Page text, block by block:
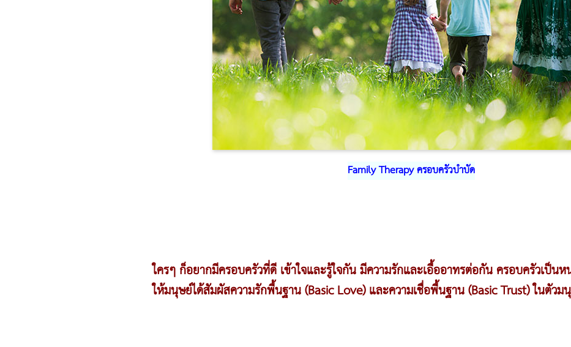
Family Therapy ครอบครัวบำบัด
ใครๆ ก็อยากมีครอบครัวที่ดี เข้าใจและรู้ใจกัน มีความรักและเอื้ออาทรต่อกัน ครอบครัวเป็น
ให้มนุษย์ได้สัมผัสความรักพื้นฐาน (Basic Love) และความเชื่อพื้นฐาน (Basic Trust) ในตัวม